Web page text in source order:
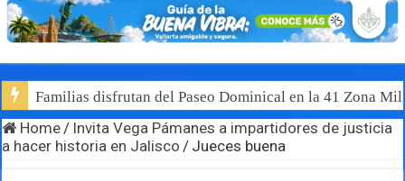
Familias disfrutan del Paseo Dominical en la 41 Zona
Home/ Invita Vega Pámanes a impartidores de justicia
a hacer historia en Jalisco / Jueces buena